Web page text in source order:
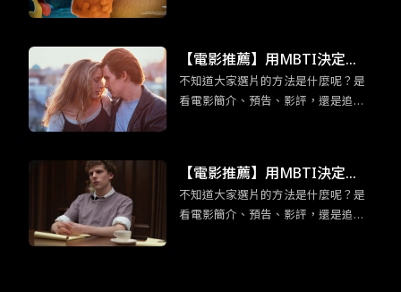
身為加菲貓鐵粉們還不看爆？
【電影推薦】用MBTI決定
吧！適合「渴望深度交流」EN
FP競選者的五部電影
不知道大家選片的方法是什麼呢？是
看電影簡介、預告、影評，還是追各
曾想過要看的片一個機會喔！在正文
開始前，我們先來認識ENFP競選者
吧！ENFP競選者看似外向活潑，交友
【電影推薦】用MBTI決定
吧！ESTP企業家「足智多謀」
的五部電影
不知道大家選片的方法是什麼呢？是
看電影簡介、預告、影評，還是追各